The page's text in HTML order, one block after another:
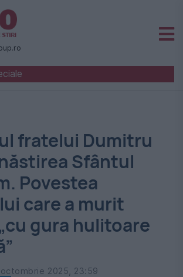
fratelui Dumitru
Sfântul
Povestea
care a murit
gura hulitoare
octombrie 2025, 23:59